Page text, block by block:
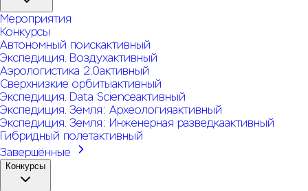
Мероприятия
Конкурсы
Автономный поискактивный
Экспедиция. Воздухактивный
Аэрологистика 2.0активный
Сверхнизкие орбитыактивный
Экспедиция. Data Scienceактивный
Экспедиция. Земля: Археологияактивный
Экспедиция. Земля: Инженерная разведкаактивный
Гибридный полетактивный
Завершённые
Конкурсы